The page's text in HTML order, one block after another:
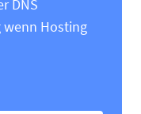
DNS
Hosting